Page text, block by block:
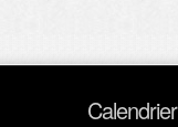
Calendrier